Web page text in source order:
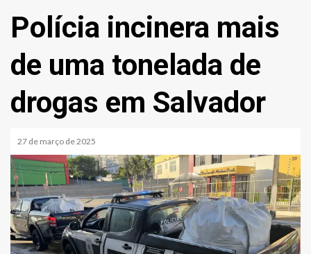
Polícia incinera mais
de uma tonelada de
drogas em Salvador
27 de março de 2025